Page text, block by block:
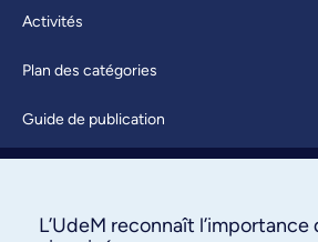
Activités
Plan des catégories
Guide de publication
À propos / Nous joindre
L’UdeM reconnaît